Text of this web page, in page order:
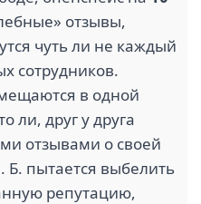
отзывы,
чуть ли не каждый
сотрудников.
в одной
ли, друг у друга
отзывами о своей
пытается выбелить
репутацию,